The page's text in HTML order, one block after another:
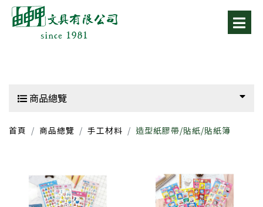
商品總覽
首頁 商品總覽 手工材料 造型紙膠帶/貼紙/貼紙簿